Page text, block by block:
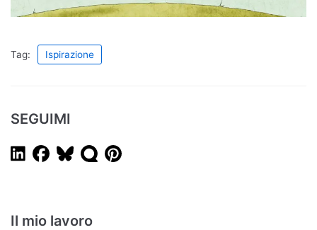
Tag: Ispirazione
SEGUIMI
Il mio lavoro